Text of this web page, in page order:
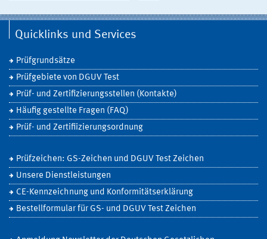
Quicklinks und Services
Prüfgrundsätze
Prüfgebiete von DGUV Test
Prüf- und Zertifizierungsstellen (Kontakte)
Häufig gestellte Fragen (FAQ)
Prüf- und Zertifiizierungsordnung
Prüfzeichen: GS-Zeichen und DGUV Test Zeichen
Unsere Dienstleistungen
CE-Kennzeichnung und Konformitätserklärung
Bestellformular für GS- und DGUV Test Zeichen